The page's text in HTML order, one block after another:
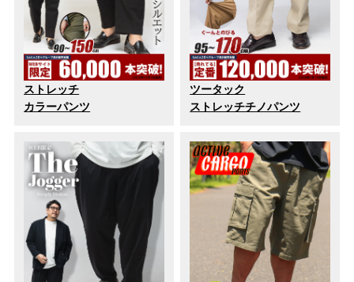
ストレッチ
カラーパンツ
ツータック
ストレッチチノパンツ